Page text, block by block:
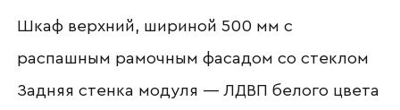
Шкаф верхний, шириной 500 мм с
распашным рамочным фасадом со стеклом
Задняя стенка модуля — ЛДВП белого цвета
Отправить